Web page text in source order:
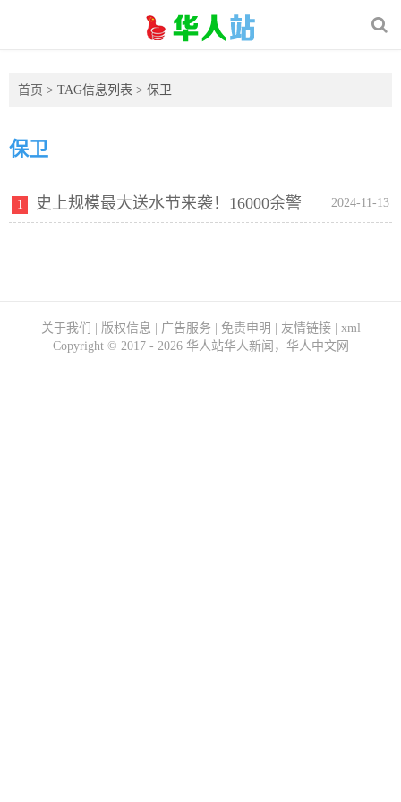
首页 > TAG信息列表 > 保卫
保卫
2024-11-13
1 史上规模最大送水节来袭！16000余警
关于我们 版权信息 广告服务 免责申明 友情链接| xml
Copyright © 2017 - 2026 华人站华人新闻，华人中文网